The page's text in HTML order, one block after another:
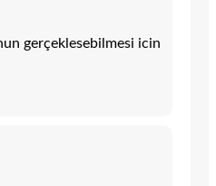
gerçeklesebilmesi icin